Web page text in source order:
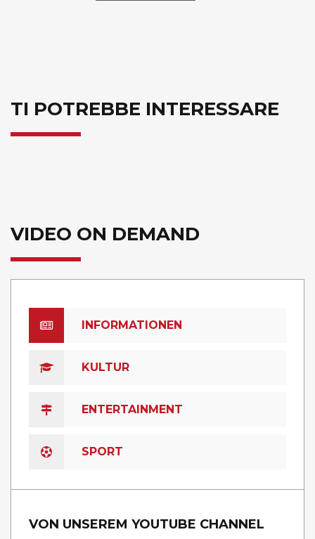
TI POTREBBE INTERESSARE
VIDEO ON DEMAND
INFORMATIONEN
KULTUR
ENTERTAINMENT
SPORT
VON UNSEREM YOUTUBE CHANNEL